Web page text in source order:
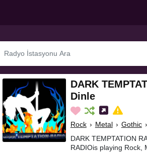
DARK
Dinle
Rock › Metal › Gothic ›
DARK TEMPTATION
RADIOis playing Rock,